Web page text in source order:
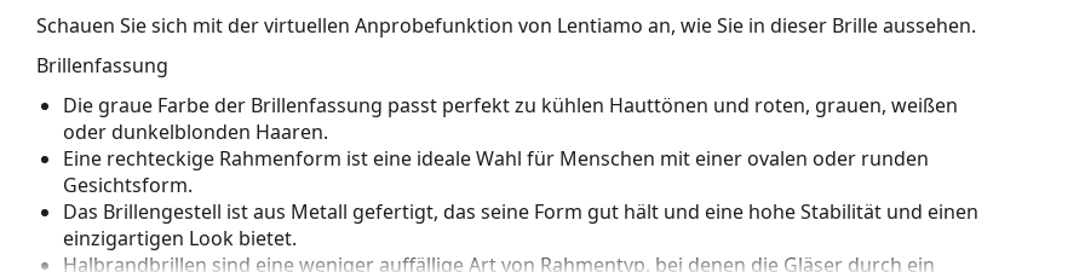
Schauen Sie sich mit der virtuellen Anprobefunktion von Lentiamo an, wie Sie in dieser Brille aussehen.
Brillenfassung
Die graue Farbe der Brillenfassung passt perfekt zu kühlen Hauttönen und roten, grauen, weißen
oder dunkelblonden Haaren.
Eine rechteckige Rahmenform ist eine ideale Wahl für Menschen mit einer ovalen oder runden
Gesichtsform.
Das Brillengestell ist aus Metall gefertigt, das seine Form gut hält und eine hohe Stabilität und einen
einzigartigen Look bietet.
Halbrandbrillen sind eine weniger auffällige Art von Rahmentyp, bei denen die Gläser durch ein